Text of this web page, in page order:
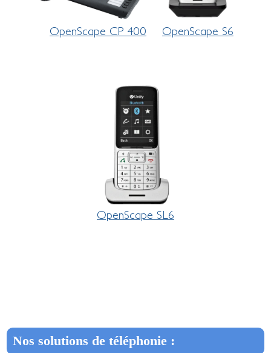
OpenScape CP 400 OpenScape S6
OpenScape SL6
Nos solutions de téléphonie :